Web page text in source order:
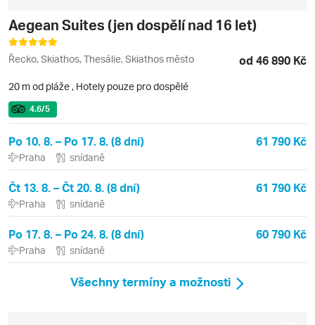
Aegean Suites (jen dospělí nad 16 let)
Řecko, Skiathos, Thesálie, Skiathos město od 46 890 Kč
20 m od pláže , Hotely pouze pro dospělé
4.6/5
Po 10. 8. – Po 17. 8. (8 dní) 61 790 Kč
Praha snídaně
Čt 13. 8. – Čt 20. 8. (8 dní) 61 790 Kč
Praha snídaně
Po 17. 8. – Po 24. 8. (8 dní) 60 790 Kč
Praha snídaně
Všechny termíny a možnosti